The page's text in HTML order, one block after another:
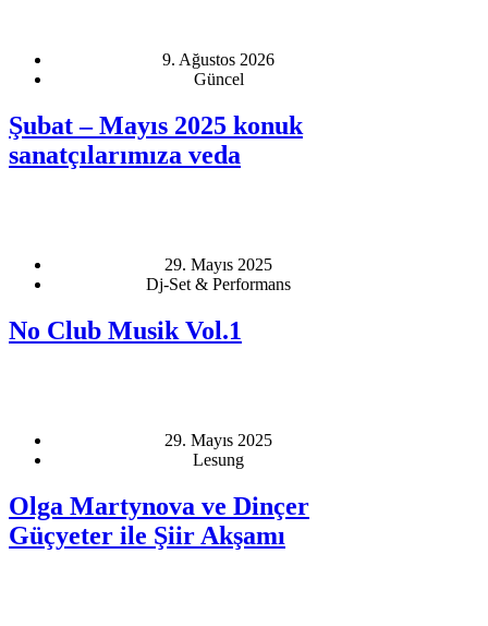
9. Ağustos 2026
Güncel
Şubat – Mayıs 2025 konuk
sanatçılarımıza veda
29. Mayıs 2025
Dj-Set & Performans
No Club Musik Vol.1
29. Mayıs 2025
Lesung
Olga Martynova ve Dinçer
Güçyeter ile Şiir Akşamı